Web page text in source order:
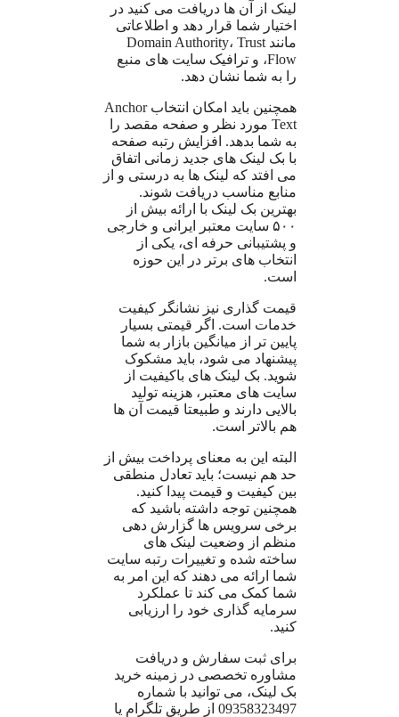
لینک از آن ها دریافت می کنید در
اختیار شما قرار دهد و اطلاعاتی
مانند Domain Authority، Trust
Flow، و ترافیک سایت های منبع
را به شما نشان دهد.
همچنین باید امکان انتخاب Anchor
Text مورد نظر و صفحه مقصد را
به شما بدهد. افزایش رتبه صفحه
با بک لینک های جدید زمانی اتفاق
می افتد که لینک ها به درستی و از
منابع مناسب دریافت شوند.
بهترین بک لینک با ارائه بیش از
۵۰۰ سایت معتبر ایرانی و خارجی
و پشتیبانی حرفه ای، یکی از
انتخاب های برتر در این حوزه
است.
قیمت گذاری نیز نشانگر کیفیت
خدمات است. اگر قیمتی بسیار
پایین تر از میانگین بازار به شما
پیشنهاد می شود، باید مشکوک
شوید. بک لینک های باکیفیت از
سایت های معتبر، هزینه تولید
بالایی دارند و طبیعتا قیمت آن ها
هم بالاتر است.
البته این به معنای پرداخت بیش از
حد هم نیست؛ باید تعادل منطقی
بین کیفیت و قیمت پیدا کنید.
همچنین توجه داشته باشید که
برخی سرویس ها گزارش دهی
منظم از وضعیت لینک های
ساخته شده و تغییرات رتبه سایت
شما ارائه می دهند که این امر به
شما کمک می کند تا عملکرد
سرمایه گذاری خود را ارزیابی
کنید.
برای ثبت سفارش و دریافت
مشاوره تخصصی در زمینه خرید
بک لینک، می توانید با شماره
09358323497 از طریق تلگرام یا